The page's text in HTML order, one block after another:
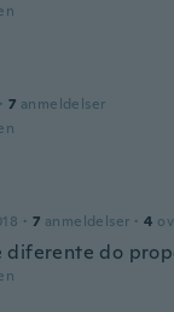
· 7 anmeldelser
· 7 anmeldelser · 4
diferente do